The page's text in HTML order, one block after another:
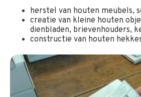
herstel van houten meubels,
creatie van kleine houten
dienbladen, brievenhouders,
constructie van houten